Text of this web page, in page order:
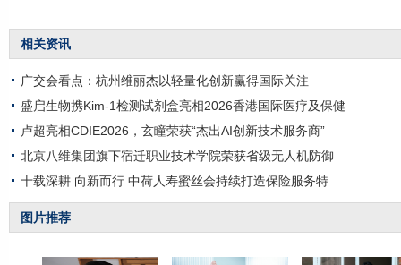
相关资讯
广交会看点：杭州维丽杰以轻量化创新赢得国际关注
盛启生物携Kim-1检测试剂盒亮相2026香港国际医疗及保健
卢超亮相CDIE2026，玄瞳荣获“杰出AI创新技术服务商”
北京八维集团旗下宿迁职业技术学院荣获省级无人机防御
十载深耕 向新而行 中荷人寿蜜丝会持续打造保险服务特
图片推荐